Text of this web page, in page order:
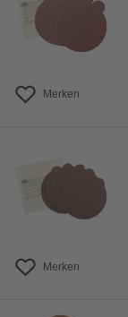
Merken
Merken